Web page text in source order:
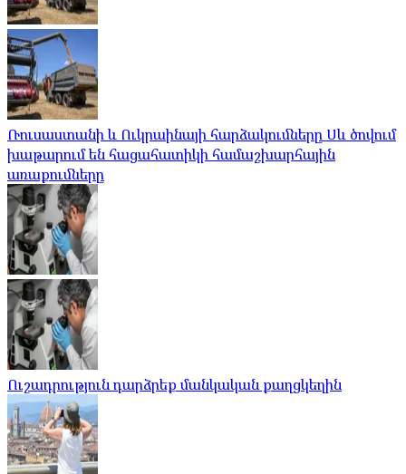
Ռուսաստանի և Ուկրաինայի հարձակումները Սև ծովում
խաթարում են հացահատիկի համաշխարհային
առաքումները
Ուշադրություն դարձրեք մանկական քաղցկեղին